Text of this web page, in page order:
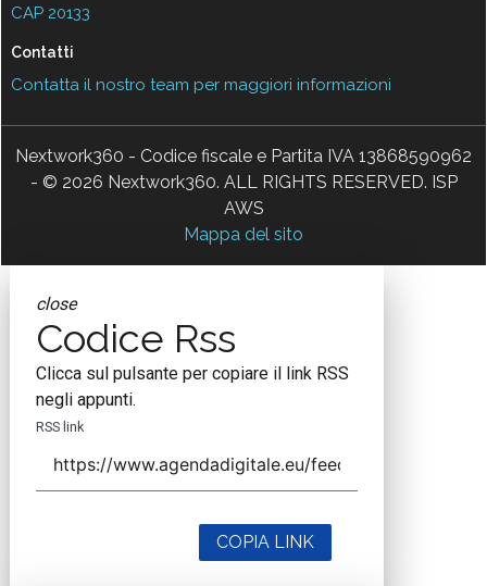
CAP 20133
Contatti
Contatta il nostro team per maggiori informazioni
Nextwork360 - Codice fiscale e Partita IVA 13868590962
- © 2026 Nextwork360. ALL RIGHTS RESERVED. ISP
AWS
Mappa del sito
close
Codice Rss
Clicca sul pulsante per copiare il link RSS
negli appunti.
RSS link
COPIA LINK